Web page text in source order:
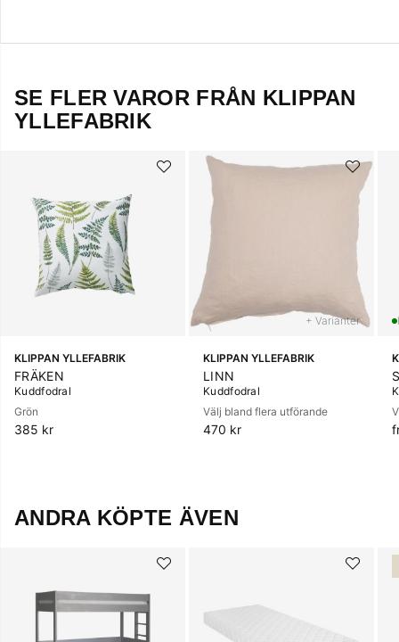
SE FLER VAROR FRÅN KLIPPAN
YLLEFABRIK
KLIPPAN YLLEFABRIK
FRÄKEN
Kuddfodral
Grön
385 kr
+ Varianter
KLIPPAN YLLEFABRIK
LINN
Kuddfodral
Välj bland flera utförande
470 kr
ANDRA KÖPTE ÄVEN